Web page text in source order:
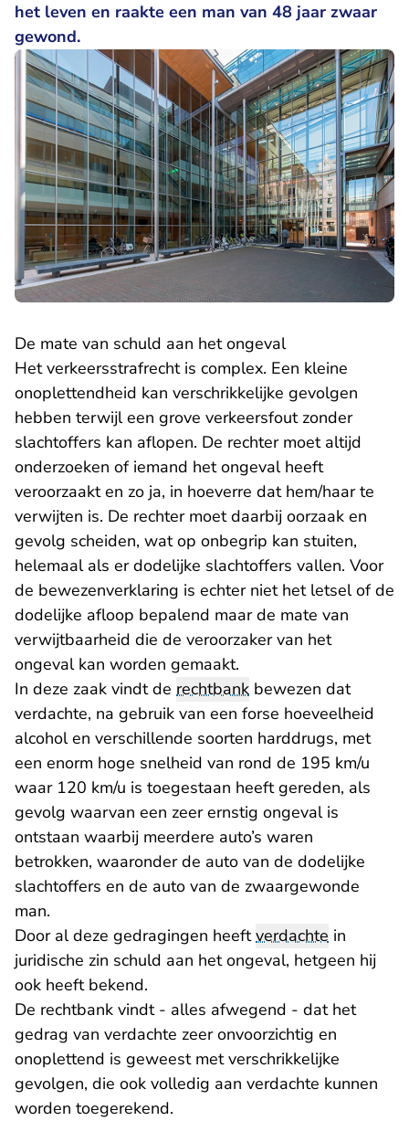
het leven en raakte een man van 48 jaar zwaar
gewond.
De mate van schuld aan het ongeval
Het verkeersstrafrecht is complex. Een kleine
onoplettendheid kan verschrikkelijke gevolgen
hebben terwijl een grove verkeersfout zonder
slachtoffers kan aflopen. De rechter moet altijd
onderzoeken of iemand het ongeval heeft
veroorzaakt en zo ja, in hoeverre dat hem/haar te
verwijten is. De rechter moet daarbij oorzaak en
gevolg scheiden, wat op onbegrip kan stuiten,
helemaal als er dodelijke slachtoffers vallen. Voor
de bewezenverklaring is echter niet het letsel of de
dodelijke afloop bepalend maar de mate van
verwijtbaarheid die de veroorzaker van het
ongeval kan worden gemaakt.
In deze zaak vindt de rechtbank bewezen dat
verdachte, na gebruik van een forse hoeveelheid
alcohol en verschillende soorten harddrugs, met
een enorm hoge snelheid van rond de 195 km/u
waar 120 km/u is toegestaan heeft gereden, als
gevolg waarvan een zeer ernstig ongeval is
ontstaan waarbij meerdere auto’s waren
betrokken, waaronder de auto van de dodelijke
slachtoffers en de auto van de zwaargewonde
man.
Door al deze gedragingen heeftverdachte in
juridische zin schuld aan het ongeval, hetgeen hij
ook heeft bekend.
De rechtbank vindt - alles afwegend - dat het
gedrag van verdachte zeer onvoorzichtig en
onoplettend is geweest met verschrikkelijke
gevolgen, die ook volledig aan verdachte kunnen
worden toegerekend.